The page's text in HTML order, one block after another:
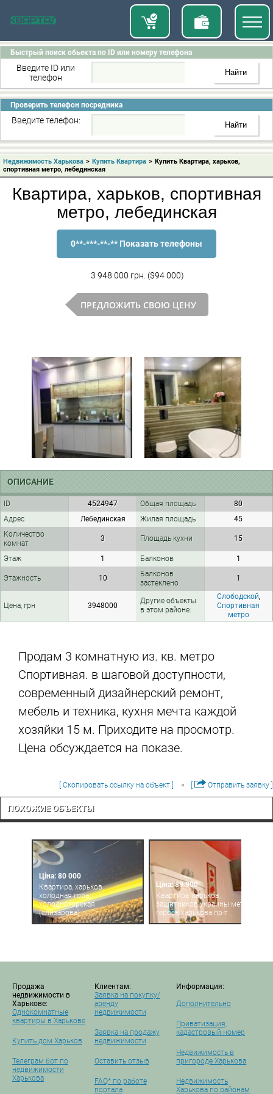
Быстрый поиск обьекта по ID или номеру телефона
Введите ID или
телефон
Проверить телефон посредника
Введите телефон:
Недвижимость Харькова > Купить Квартира > Купить Квартира, харьков,
спортивная метро, лебединская
Квартира, харьков, спортивная
метро, лебединская
0**-***-**-** Показать телефоны
3 948 000 грн. ($94 000)
ПРЕДЛОЖИТЬ СВОЮ ЦЕНУ
ОПИСАНИЕ
ID 4524947 Общая площадь
80
Адрес
Лебединская Жилая площадь
45
Количество
комнат
3 Площадь кухни 15
Этаж 1 Балконов 1
Этажность 10
Балконов
застеклено
1
Цена, грн 3948000
Другие объекты
в этом районе:
Слободской,
Спортивная
метро
Продам 3 комнатную из. кв. метро
Спортивная. в шаговой доступности,
современный дизайнерский ремонт,
мебель и техника, кухня мечта каждой
хозяйки 15 м. Приходите на просмотр.
Цена обсуждается на показе.
[ Скопировать ссылку на объект ] Отправить заявку ]
ПОХОЖИЕ ОБЪЕКТЫ
Ціна: 80 000
Квартира, харьков,
холодная гора,
холодногорская
(елизарова)
Ціна: 89 900
Квартира, харьков,
защитников украины метро,
героев харькова пр-т
Продажа
недвижимости в
Харькове:
Однокомнатные
квартиры в Харькове
Купить дом Харьков
Телеграм бот по
недвижимости
Харькова
Клиентам:
Заявка на покупку/
аренду
недвижимости
Заявка на продажу
недвижимости
Оставить отзыв
FAQ* по работе
портала
Информация:
Дополнительно
Приватизация,
кадастровый номер
Недвижимость в
пригороде Харькова
Недвижимость
Харькова по районам